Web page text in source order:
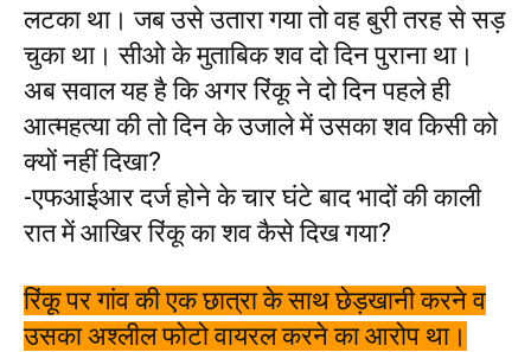
लटका था। जब उसे उतारा गया तो वह बुरी तरह से सड़
चुका था। सीओ के मुताबिक शव दो दिन पुराना था।
अब सवाल यह है कि अगर रिंकू ने दो दिन पहले ही
आत्महत्या की तो दिन के उजाले में उसका शव किसी को
क्यों नहीं दिखा?
-एफआईआर दर्ज होने के चार घंटे बाद भादों की काली
रात में आखिर रिंकू का शव कैसे दिख गया?
रिंकू पर गांव की एक छात्रा के साथ छेड़खानी करने व
उसका अश्लील फोटो वायरल करने का आरोप था।